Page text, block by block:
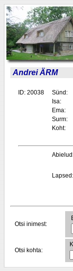
Andrei ÄRM
ID: 20038 Sünd:
Isa:
Ema:
Surm:
Koht:
Lapsed:
Otsi inimest:
Otsi kohta: